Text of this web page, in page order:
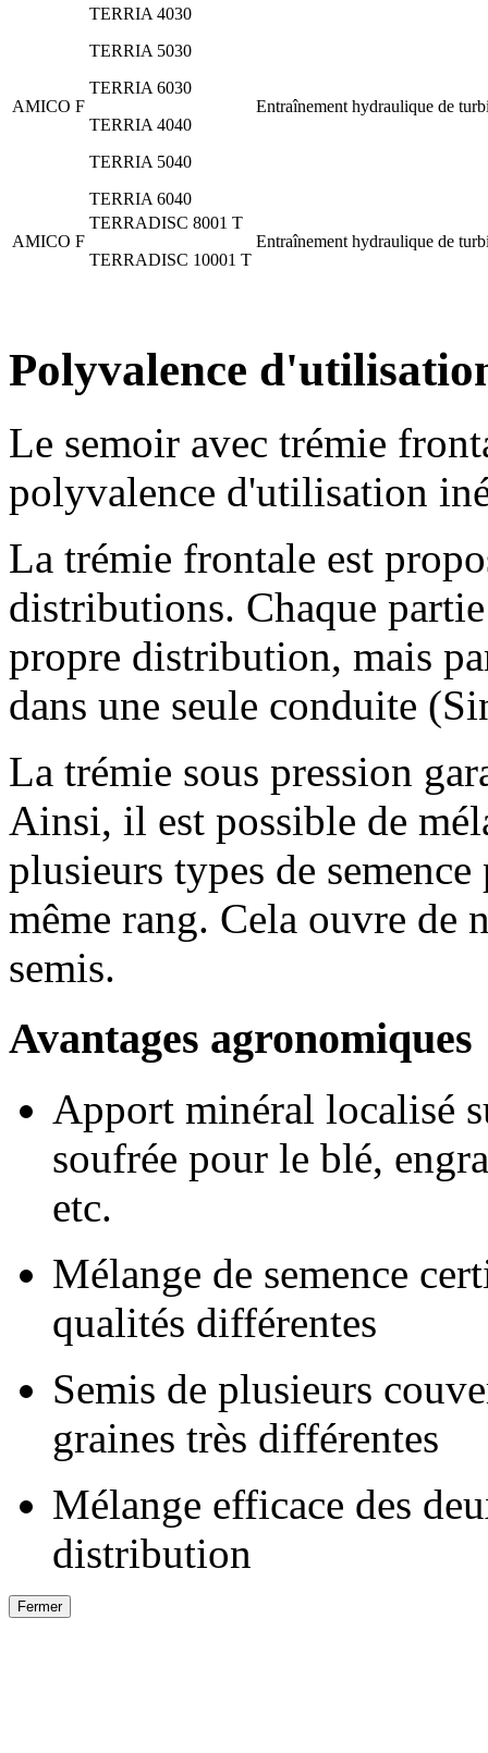
AMICO F
TERRIA 4030
TERRIA 5030
TERRIA 6030
TERRIA 4040
TERRIA 5040
TERRIA 6040
Entraînement hydraulique de
AMICO F
TERRADISC 8001 T
TERRADISC 10001 T
Entraînement hydraulique de
Polyvalence
Le semoir avec trémie
polyvalence d'utilisation
La trémie frontale est
distributions. Chaque
propre distribution, mais
dans une seule conduite
La trémie sous pression
Ainsi, il est possible de
plusieurs types de
même rang. Cela ouvre de
semis.
Avantages agronomiques
Apport minéral localisé
soufrée pour le blé,
etc.
Mélange de semence
qualités différentes
Semis de plusieurs
graines très différentes
Mélange efficace des
distribution
Fermer